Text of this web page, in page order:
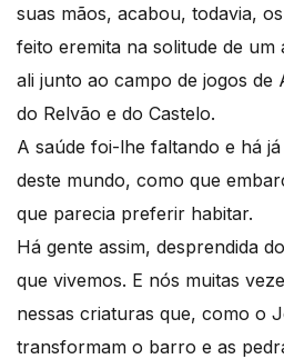
suas mãos, acabou, todavia,
feito eremita na solitude de um
ali junto ao campo de jogos de
do Relvão e do Castelo.
A saúde foi-lhe faltando e há
deste mundo, como que
que parecia preferir habitar.
Há gente assim, desprendida
que vivemos. E nós muitas
nessas criaturas que, como o
transformam o barro e as